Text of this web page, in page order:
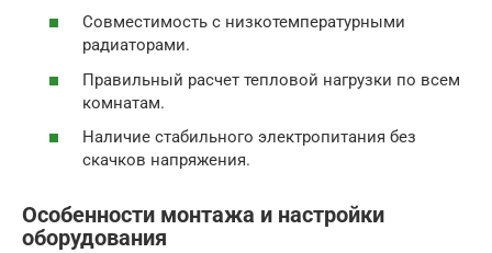
Совместимость с низкотемпературными
радиаторами.
Правильный расчет тепловой нагрузки по всем
комнатам.
Наличие стабильного электропитания без
скачков напряжения.
Особенности монтажа и настройки
оборудования